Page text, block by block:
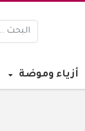
أزياء وموضة